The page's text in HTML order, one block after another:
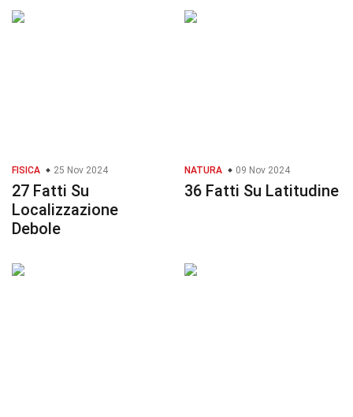
FISICA 25 Nov 2024
27 Fatti Su
Localizzazione
Debole
NATURA 09 Nov 2024
36 Fatti Su Latitudine